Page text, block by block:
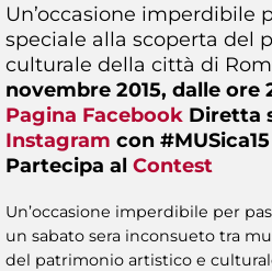
Un’occasione imperdibile
speciale alla scoperta del
culturale della città di
novembre 2015, dalle ore
Pagina Facebook Diretta
Instagram con #MUSica15
Partecipa al Contest
Un’occasione imperdibile per
un sabato sera inconsueto tra
del patrimonio artistico e